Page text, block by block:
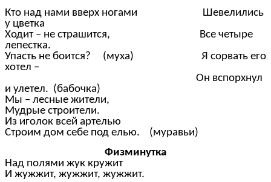
Кто над нами вверх ногами Шевелились
у цветка
Ходит – не страшится, Все четыре
лепестка.
Упасть не боится? (муха) Я сорвать его
хотел –
Он вспорхнул
и улетел. (бабочка)
Мы – лесные жители,
Мудрые строители.
Из иголок всей артелью
Строим дом себе под елью. (муравьи)
Физминутка
Над полями жук кружит
И жужжит, жужжит, жужжит.